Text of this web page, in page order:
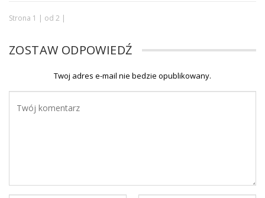
Strona 1 | od 2 |
ZOSTAW ODPOWIEDŹ
Twoj adres e-mail nie bedzie opublikowany.